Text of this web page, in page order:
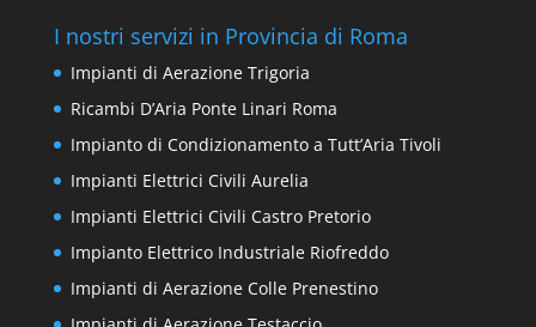
I nostri servizi in Provincia di Roma
Impianti di Aerazione Trigoria
Ricambi D’Aria Ponte Linari Roma
Impianto di Condizionamento a Tutt’Aria Tivoli
Impianti Elettrici Civili Aurelia
Impianti Elettrici Civili Castro Pretorio
Impianto Elettrico Industriale Riofreddo
Impianti di Aerazione Colle Prenestino